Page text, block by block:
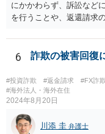
にかかわらず、訴訟など
を行うことや、返還請求
合も勝訴できるかどうか
に返金するかどうかは、
は散逸しているか費消さ
す。 そうなると、たとえ
には相手方から満足のい
わってしまうかもしれま
が相手方の代わりにあな
6 詐欺の被害回復
#投資詐欺 #返金請求 #FX詐欺
#海外法人・海外在住
2024年8月20日
川添 圭 弁護士